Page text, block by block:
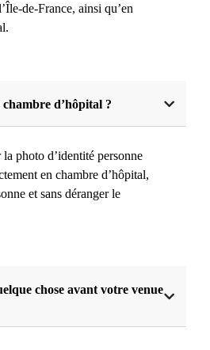
de-France, ainsi qu’en
d’hôpital ?
photo d’identité personne
en chambre d’hôpital,
et sans déranger le
chose avant votre venue